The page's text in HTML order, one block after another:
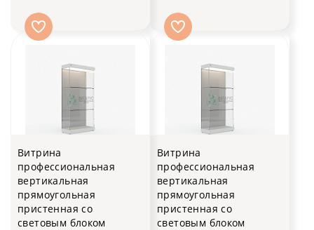
Витрина
профессиональная
вертикальная
прямоугольная
пристенная со
световым блоком
Витрина
профессиональная
вертикальная
прямоугольная
пристенная со
световым блоком